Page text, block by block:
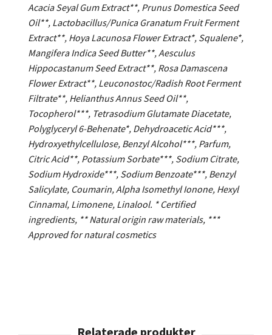
Acacia Seyal Gum Extract**, Prunus Domestica Seed
Oil**, Lactobacillus/Punica Granatum Fruit Ferment
Extract**, Hoya Lacunosa Flower Extract*, Squalene*,
Mangifera Indica Seed Butter**, Aesculus
Hippocastanum Seed Extract**, Rosa Damascena
Flower Extract**, Leuconostoc/Radish Root Ferment
Filtrate**, Helianthus Annus Seed Oil**,
Tocopherol***, Tetrasodium Glutamate Diacetate,
Polyglyceryl 6-Behenate*, Dehydroacetic Acid***,
Hydroxyethylcellulose, Benzyl Alcohol***, Parfum,
Citric Acid**, Potassium Sorbate***, Sodium Citrate,
Sodium Hydroxide***, Sodium Benzoate***, Benzyl
Salicylate, Coumarin, Alpha Isomethyl Ionone, Hexyl
Cinnamal, Limonene, Linalool. * Certified
ingredients, ** Natural origin raw materials, ***
Approved for natural cosmetics